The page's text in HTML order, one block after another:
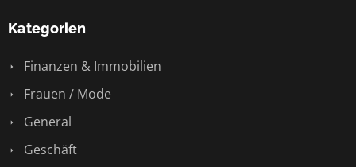
Kategorien
Finanzen & Immobilien
Frauen / Mode
General
Geschäft